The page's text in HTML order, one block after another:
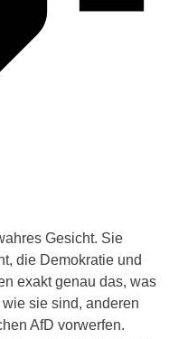
Gesicht. Sie
die Demokratie und
exakt genau das, was
sie sind, anderen
AfD vorwerfen.